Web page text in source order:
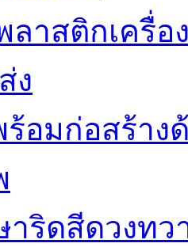
ลาสติกเครื่
ง
ร้อมก่อสร้า
าริดสีดวงทว